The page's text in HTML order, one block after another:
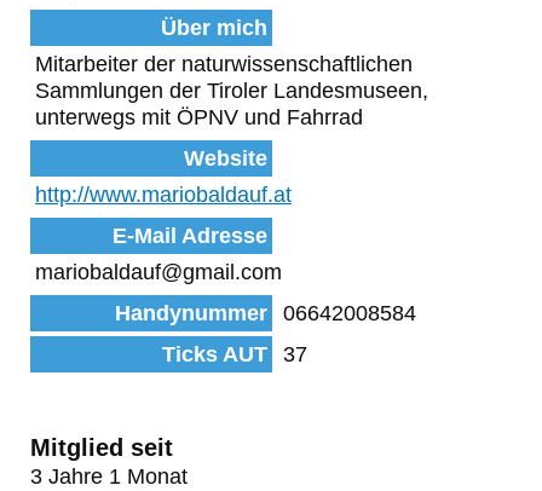
Über mich
Mitarbeiter der naturwissenschaftlichen
Sammlungen der Tiroler Landesmuseen,
unterwegs mit ÖPNV und Fahrrad
Website
http://www.mariobaldauf.at
E-Mail Adresse
mariobaldauf@gmail.com
Handynummer
06642008584
Ticks AUT
37
Mitglied seit
3 Jahre 1 Monat